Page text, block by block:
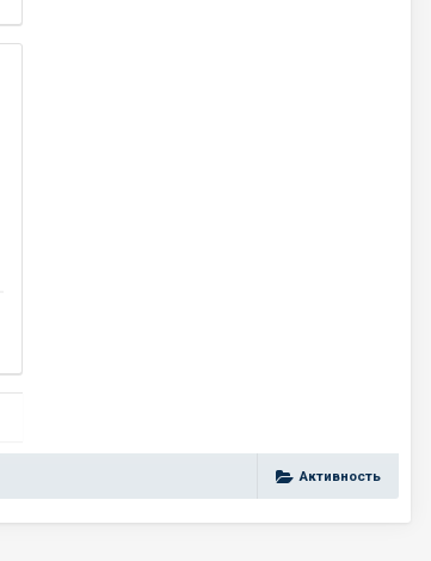
Активность